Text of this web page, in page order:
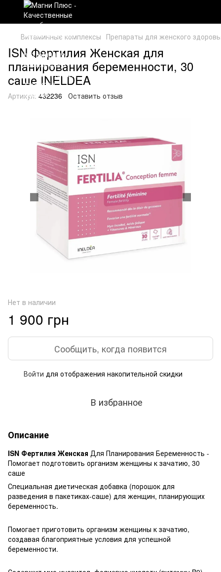
Витаминные комплексы Препараты для женского
ISN Фертилия Женская для
планирования беременности, 30
саше INELDEA
Артикул: 432236 Оставить отзыв
Нет в наличии
1 900 грн
Сообщить, когда появится
Войти для отображения накопительной скидки
В избранное
Описание
ISN Фертилия Женская Для Планирования Беременность -
Помогает подготовить организм женщины к зачатию, 30
саше
Специальная диетическая добавка (порошок для
разведения в пакетиках-саше) для женщин, планирующих
беременность.
Помогает приготовить организм женщины к зачатию,
создавая благоприятные условия для успешной
беременности.